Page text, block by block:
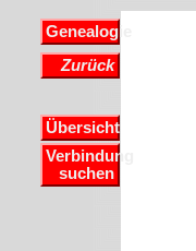
Genealogie
Zurück
Übersicht
Verbindung
suchen